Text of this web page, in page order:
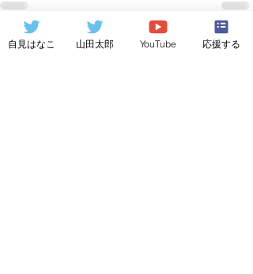
関連記事 すべて表示
自見はなこ 山田太郎 YouTube 応援する